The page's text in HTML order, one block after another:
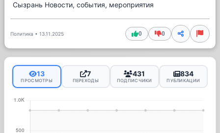
Сызрань Новости, события, мероприятия
Политика • 13.11.2025 0 0
13
ПРОСМОТРЫ
7
ПЕРЕХОДЫ
431
ПОДПИСЧИКИ
834
ПУБЛИКАЦИИ